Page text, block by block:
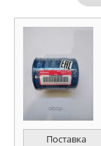
Поставка